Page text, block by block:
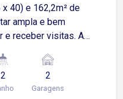
40) e 162,2m² de
e receber visitas. A
momentos em
2 2
Garagens